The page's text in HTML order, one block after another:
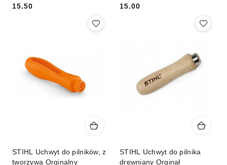
Cena:
15.50
Cena:
15.00
STIHL Uchwyt do pilników, z
tworzywa Orginalny
STIHL Uchwyt do pilnika
drewniany Orginał